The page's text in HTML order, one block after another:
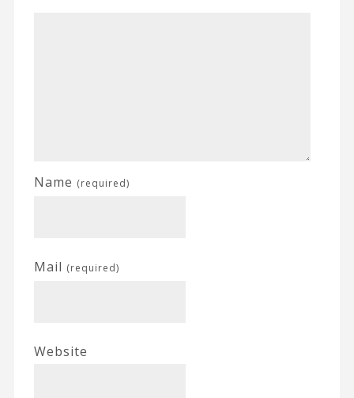
Name (required)
Mail (required)
Website